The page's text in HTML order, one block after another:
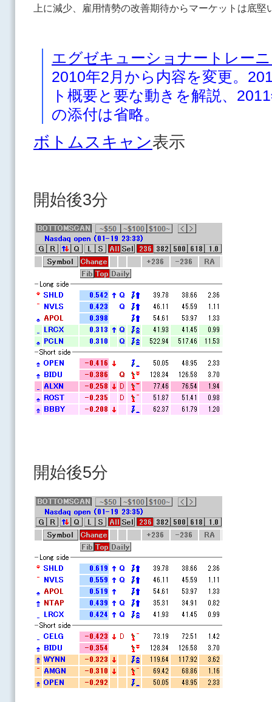
上に減少、雇用情勢の改善期待からマーケットは底
エグゼキューショナートレー
2010年2月から内容を変更。
ト概要と要な動きを解説、
の添付は省略。
ボトムスキャン表示
開始後3分
開始後5分